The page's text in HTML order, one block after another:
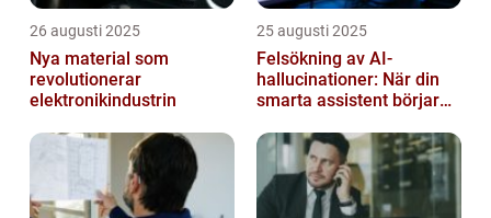
26 augusti 2025
Nya material som
revolutionerar
elektronikindustrin
25 augusti 2025
Felsökning av AI-
hallucinationer: När din
smarta assistent börjar